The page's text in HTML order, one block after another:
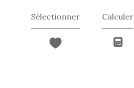
Sélectionner Calculer